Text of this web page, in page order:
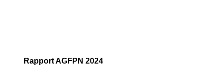
Rapport AGFPN 2024